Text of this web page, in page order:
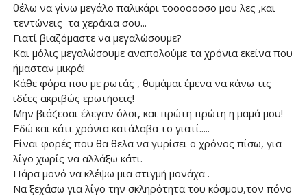
θέλω να γίνω μεγάλο παλικάρι τοοοοοοσο μου λες ,και
τεντώνεις τα χεράκια σου...
Γιατί βιαζόμαστε να μεγαλώσουμε?
Και μόλις μεγαλώσουμε αναπολούμε τα χρόνια εκείνα που
ήμασταν μικρά!
Κάθε φόρα που με ρωτάς , θυμάμαι έμενα να κάνω τις
ιδέες ακριβώς ερωτήσεις!
Μην βιάζεσαι έλεγαν όλοι, και πρώτη πρώτη η μαμά μου!
Εδώ και κάτι χρόνια κατάλαβα το γιατί.....
Είναι φορές που θα θελα να γυρίσει ο χρόνος πίσω, για
λίγο χωρίς να αλλάξω κάτι.
Πάρα μονό να κλέψω μια στιγμή μονάχα .
Να ξεχάσω για λίγο την σκληρότητα του κόσμου,τον πόνο